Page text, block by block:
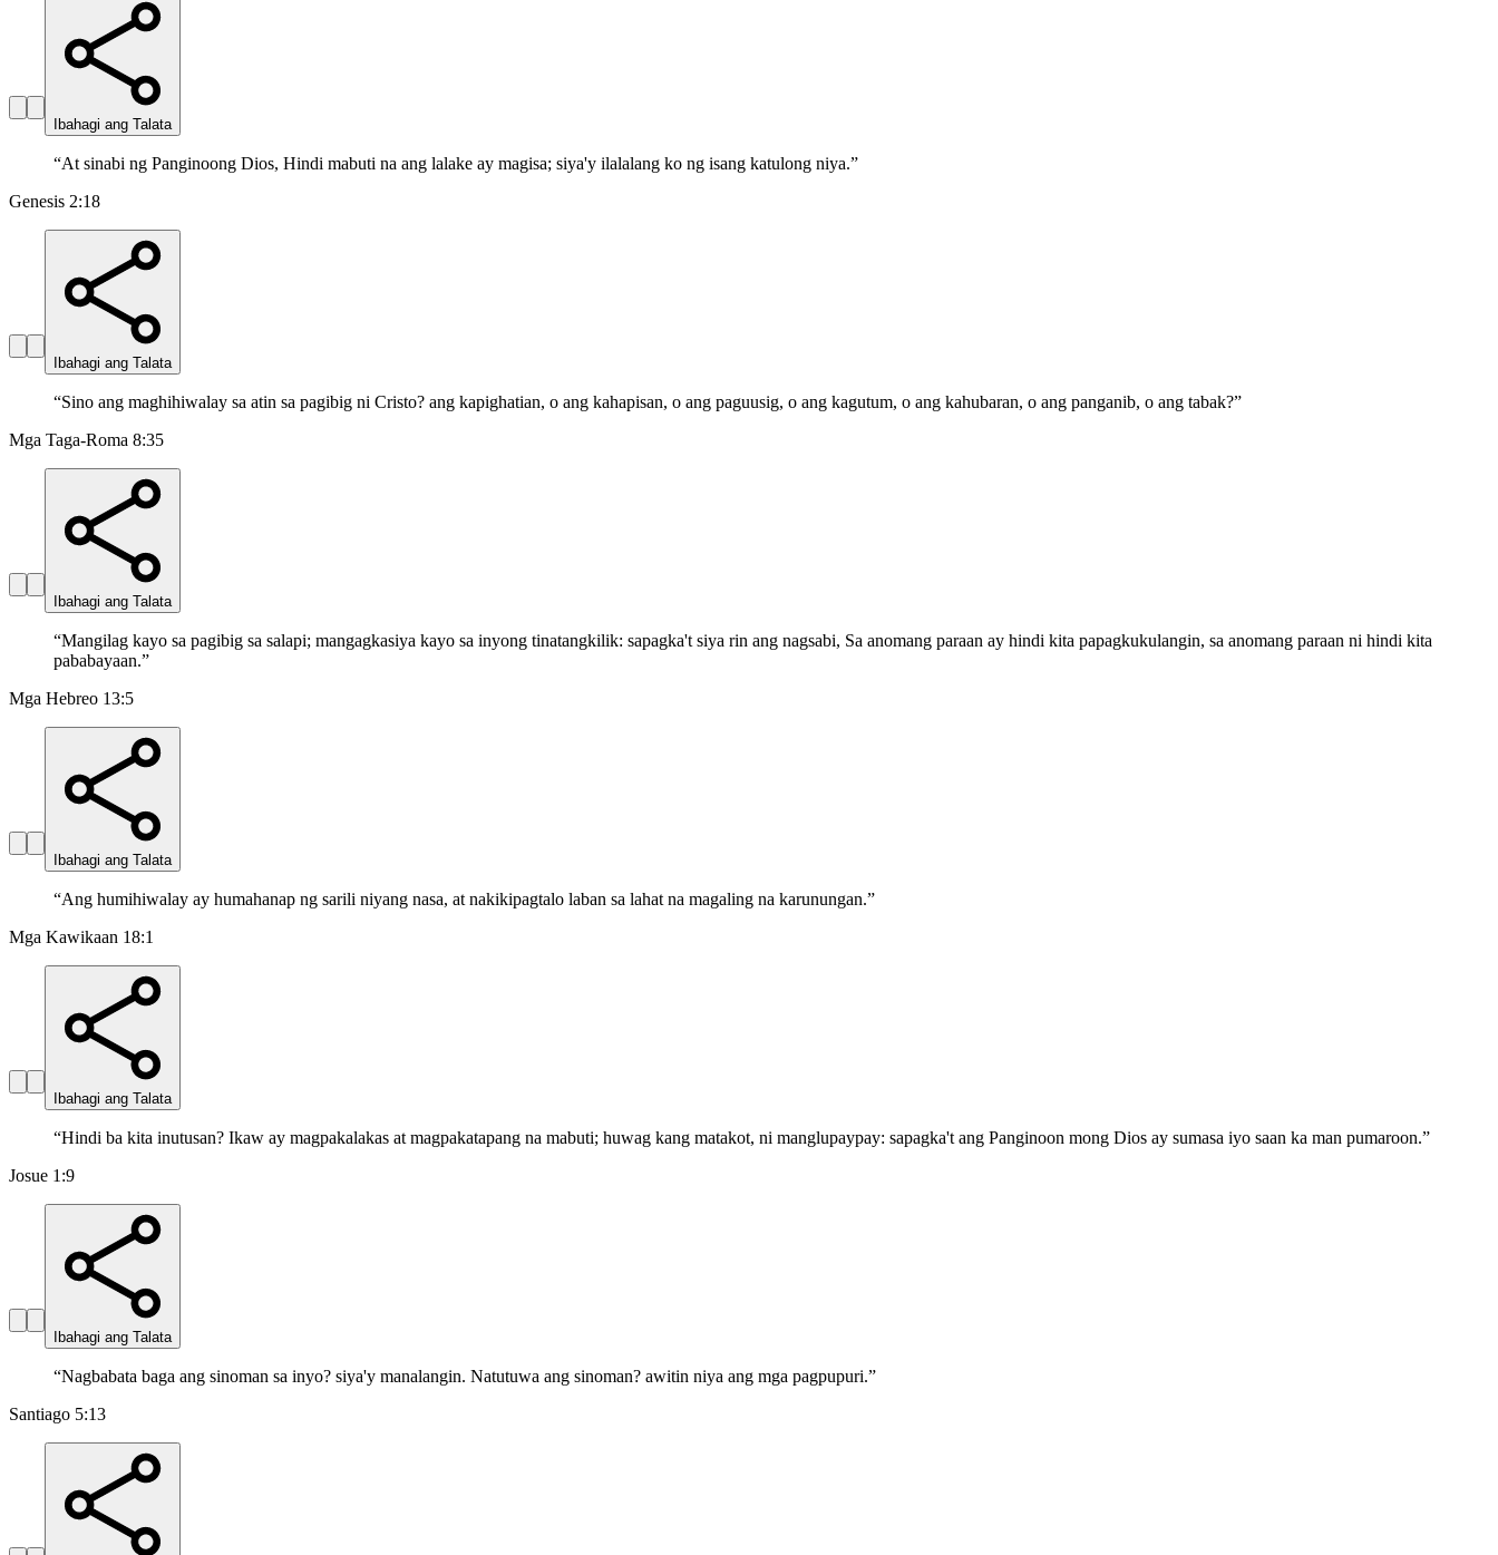
Ibahagi ang Talata
“At sinabi ng Panginoong Dios, Hindi mabuti na ang lalake ay magisa; siya'y ilalalang ko ng isang katulong niya.”
Genesis 2:18
Ibahagi ang Talata
“Sino ang maghihiwalay sa atin sa pagibig ni Cristo? ang kapighatian, o ang kahapisan, o ang paguusig, o ang kagutum, o ang kahubaran, o ang panganib, o ang tabak?”
Mga Taga-Roma 8:35
Ibahagi ang Talata
“Mangilag kayo sa pagibig sa salapi; mangagkasiya kayo sa inyong tinatangkilik: sapagka't siya rin ang nagsabi, Sa anomang paraan ay hindi kita papagkukulangin, sa anomang paraan ni hindi kita
pababayaan.”
Mga Hebreo 13:5
Ibahagi ang Talata
“Ang humihiwalay ay humahanap ng sarili niyang nasa, at nakikipagtalo laban sa lahat na magaling na karunungan.”
Mga Kawikaan 18:1
Ibahagi ang Talata
“Hindi ba kita inutusan? Ikaw ay magpakalakas at magpakatapang na mabuti; huwag kang matakot, ni manglupaypay: sapagka't ang Panginoon mong Dios ay sumasa iyo saan ka man pumaroon.”
Josue 1:9
Ibahagi ang Talata
“Nagbabata baga ang sinoman sa inyo? siya'y manalangin. Natutuwa ang sinoman? awitin niya ang mga pagpupuri.”
Santiago 5:13